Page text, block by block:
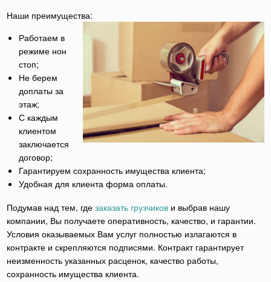
Наши преимущества:
Работаем в
режиме нон
стоп;
Не берем
доплаты за
этаж;
С каждым
клиентом
заключается
договор;
Гарантируем сохранность имущества клиента;
Удобная для клиента форма оплаты.
Подумав над тем, гдезаказать грузчиков и выбрав нашу
компании, Вы получаете оперативность, качество, и гарантии.
Условия оказываемых Вам услуг полностью излагаются в
контракте и скрепляются подписями. Контракт гарантирует
неизменность указанных расценок, качество работы,
сохранность имущества клиента.